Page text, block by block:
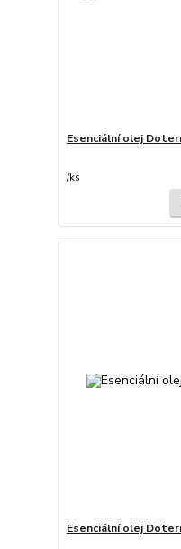
Esenciální olej
/ks
Esenciální olej